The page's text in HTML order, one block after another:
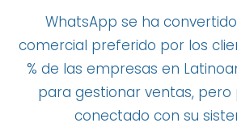
WhatsApp se ha
comercial preferido por los
% de las empresas en
para gestionar ventas, pero
conectado con su